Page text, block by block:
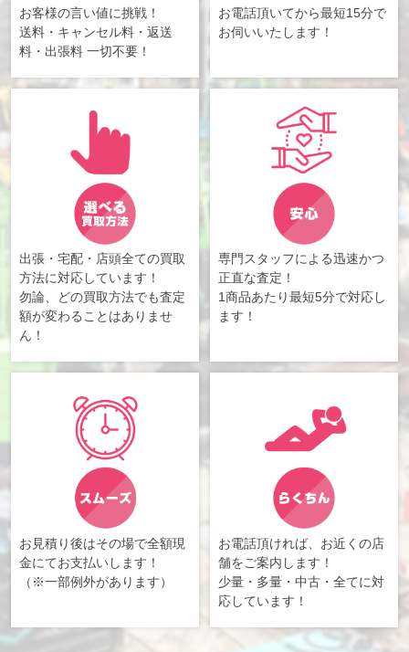
お客様の言い値に挑戦！
送料・キャンセル料・返送
料・出張料 一切不要！
お電話頂いてから最短15分で
お伺いいたします！
出張・宅配・店頭全ての買取
方法に対応しています！
勿論、どの買取方法でも査定
額が変わることはありませ
ん！
専門スタッフによる迅速かつ
正直な査定！
1商品あたり最短5分で対応し
ます！
お見積り後はその場で全額現
金にてお支払いします！
（※一部例外があります）
お電話頂ければ、お近くの店
舗をご案内します！
少量・多量・中古・全てに対
応しています！